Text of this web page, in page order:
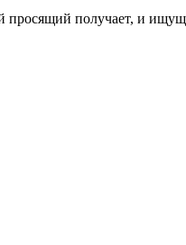
просящий получает, и